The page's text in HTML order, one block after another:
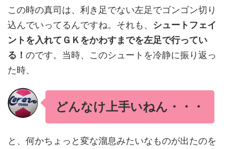
この時の真司は、利き足でない左足でゴンゴン切り
込んでいってるんですね。それも、 シュートフェイ
ントを入れてＧＫをかわすまでを左足で行ってい
る！ のです。当時、このシュートを冷静に振り返っ
た時、
どんなけ上手いねん・・・
と、何かちょっと変な溜息みたいなものが出たのを